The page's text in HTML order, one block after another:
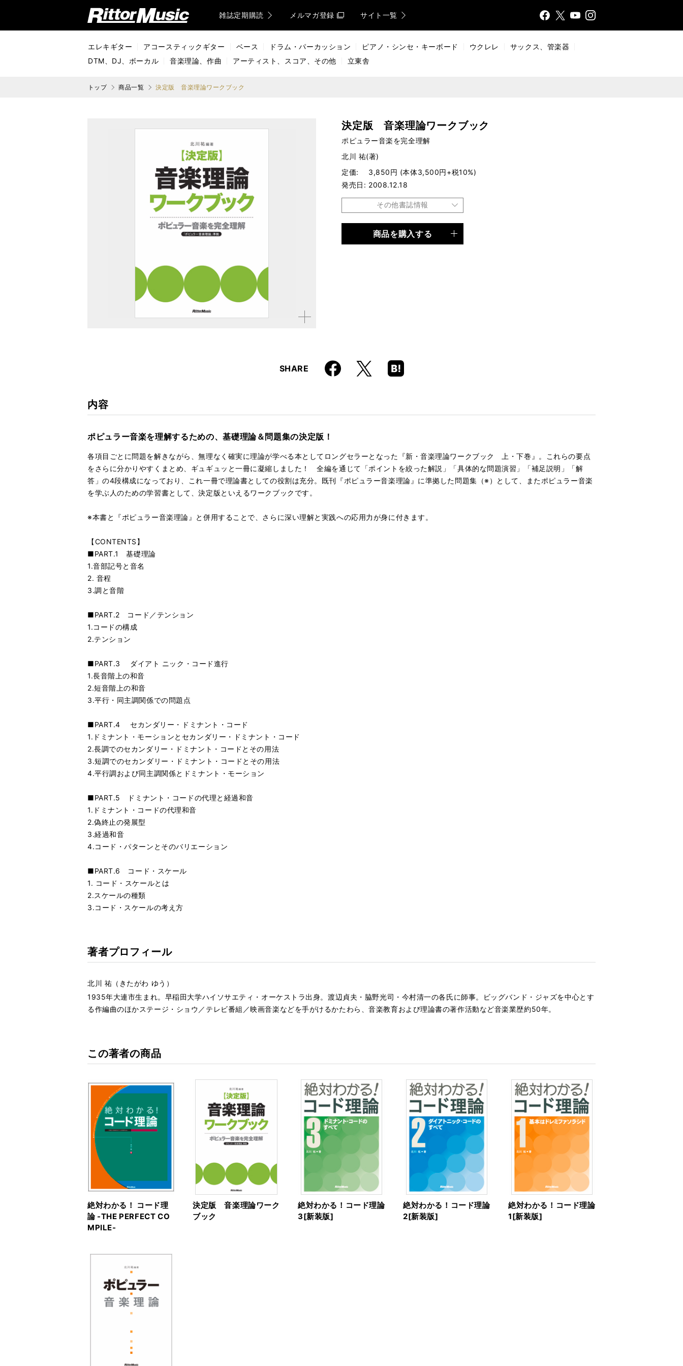
リットーミュージック (Rittor Music) 雑誌定期購読 メルマガ登録 サイト一覧
FaceX
YouTInsta
エレキギター アコースティックギター ベース ドラム・パーカッション ピアノ・シンセ・キーボード ウクレレ
サックス、管楽器
DTM、DJ、ボーカル
音楽理論、作曲 アーティスト、スコア、その他 立東舎
トップ 商品一覧 決定版 音楽理論ワークブック
拡大す
決定版 音楽理論ワークブック
ポピュラー音楽を完全理解
北川 祐(著)
定価
3,850円 (本体3,500円+税10%)
発売日
2008.12.18
その他書誌情報
書籍
商品を購入する
SHARE Faceboo
k
X
Hatena
Boo
内容
ポピュラー音楽を理解するための、基礎理論＆問題集の決定版！
各項目ごとに問題を解きながら、無理なく確実に理論が学べる本としてロングセラーとなった『新・音楽理論ワークブック 上・下巻』。これらの要点
をさらに分かりやすくまとめ、ギュギュッと一冊に凝縮しました！ 全編を通じて「ポイントを絞った解説」「具体的な問題演習」「補足説明」「解
答」の4段構成になっており、これ一冊で理論書としての役割は充分。既刊『ポピュラー音楽理論』に準拠した問題集（※）として、またポピュラー音楽
を学ぶ人のための学習書として、決定版といえるワークブックです。
※本書と『ポピュラー音楽理論』と併用することで、さらに深い理解と実践への応用力が身に付きます。
【CONTENTS】
■PART.1 基礎理論
1.音部記号と音名
2. 音程
3.調と音階
■PART.2 コード／テンション
1.コードの構成
2.テンション
■PART.3 ダイアト ニック・コード進行
1.長音階上の和音
2.短音階上の和音
3.平行・同主調関係での問題点
■PART.4 セカンダリー・ドミナント・コード
1.ドミナント・モーションとセカンダリー・ドミナント・コード
2.長調でのセカンダリー・ドミナント・コードとその用法
3.短調でのセカンダリー・ドミナント・コードとその用法
4.平行調および同主調関係とドミナント・モーション
■PART.5 ドミナント・コードの代理と経過和音
1.ドミナント・コードの代理和音
2.偽終止の発展型
3.経過和音
4.コード・パターンとそのバリエーション
■PART.6 コード・スケール
1. コード・スケールとは
2.スケールの種類
3.コード・スケールの考え方
著者プロフィール
北川 祐（きたがわ ゆう）
1935年大連市生まれ。早稲田大学ハイソサエティ・オーケストラ出身。渡辺貞夫・脇野光司・今村清一の各氏に師事。ビッグバンド・ジャズを中心とす
る作編曲のほかステージ・ショウ／テレビ番組／映画音楽などを手がけるかたわら、音楽教育および理論書の著作活動など音楽業歴約50年。
この著者の商品
絶対わかる！ コード理
論 -THE PERFECT CO
MPILE-
決定版 音楽理論ワーク
ブック
絶対わかる！コード理論
3[新装版]
絶対わかる！コード理論
2[新装版]
絶対わかる！コード理論
1[新装版]